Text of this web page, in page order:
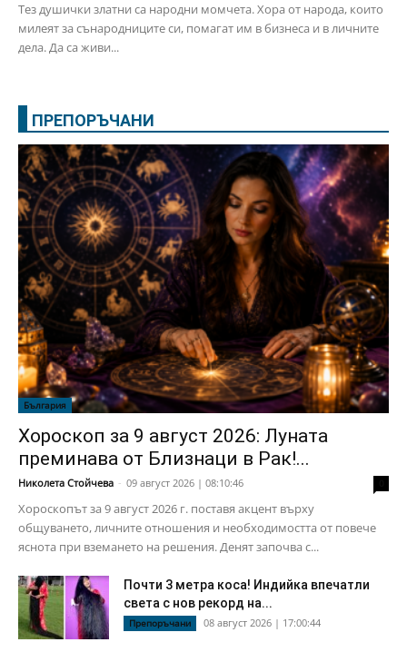
Тез душички златни са народни момчета. Хора от народа, които
милеят за сънародниците си, помагат им в бизнеса и в личните
дела. Да са живи...
ПРЕПОРЪЧАНИ
България
Хороскоп за 9 август 2026: Луната
преминава от Близнаци в Рак!...
Николета Стойчева - 09 август 2026 | 08:10:46
Хороскопът за 9 август 2026 г. поставя акцент върху
общуването, личните отношения и необходимостта от повече
яснота при вземането на решения. Денят започва с...
Почти 3 метра коса! Индийка впечатли
света с нов рекорд на...
Препоръчани 08 август 2026 | 17:00:44